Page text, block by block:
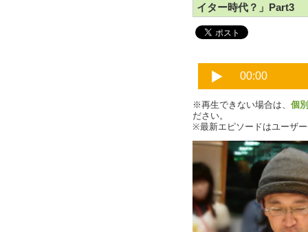
イター時代？」Part3
※再生できない場合は、 個
ださい。
※最新エピソードはユーザ